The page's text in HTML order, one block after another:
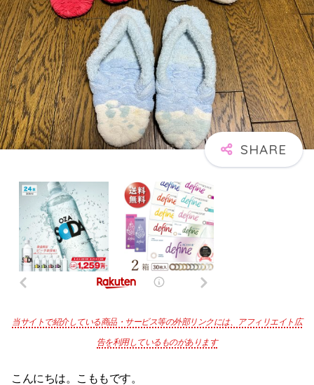
当サイトで紹介している商品・サービス等の外部リンクには、アフィリエイト広
告を利用しているものがあります
こんにちは。こももです。